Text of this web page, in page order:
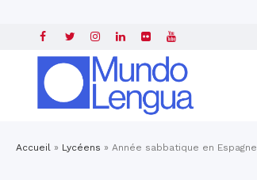
Accueil » Lycéens » Année sabbatique en Espagne